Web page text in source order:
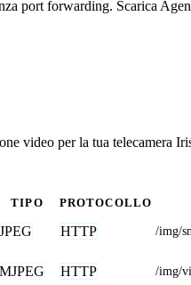
port forwarding. Scarica
video per la tua telecamera
TIPO PROTOCOLLO
JPEG HTTP /img/
MJPEG HTTP /img/